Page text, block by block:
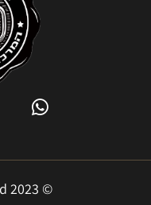
© 2023 All Rights Reserved